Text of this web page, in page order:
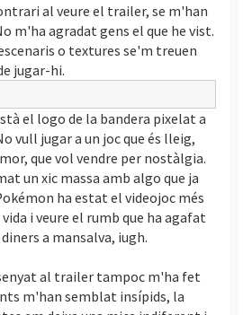
al veure el trailer, se m'han
m'ha agradat gens el que he vist.
o textures se'm treuen
jugar-hi.
el logo de la bandera pixelat a
vull jugar a un joc que és lleig,
que vol vendre per nostàlgia.
un xic massa amb algo que ja
ha estat el videojoc més
i veure el rumb que ha agafat
a mansalva, iugh.
al trailer tampoc m'ha fet
m'han semblat insípids, la